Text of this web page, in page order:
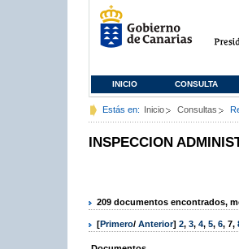
INICIO CONSULTA
Estás en: Inicio Consultas
INSPECCION
209 documentos encontrados,
[Primero/ Anterior] 2, 3, 4, 5, 6, 7,